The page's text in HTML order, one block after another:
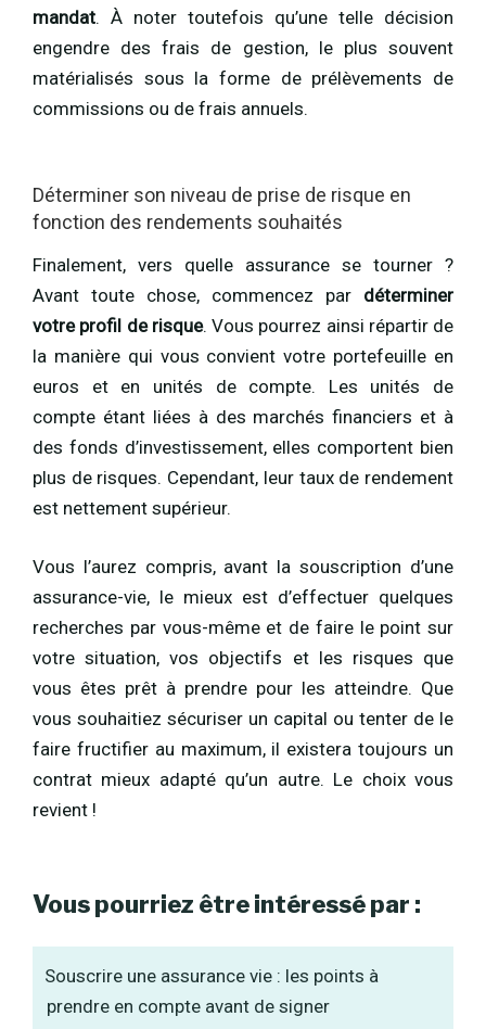
mandat. À noter toutefois qu’une telle décision
engendre des frais de gestion, le plus souvent
matérialisés sous la forme de prélèvements de
commissions ou de frais annuels.
Déterminer son niveau de prise de risque en
fonction des rendements souhaités
Finalement, vers quelle assurance se tourner ?
Avant toute chose, commencez par déterminer
votre profil de risque. Vous pourrez ainsi répartir de
la manière qui vous convient votre portefeuille en
euros et en unités de compte. Les unités de
compte étant liées à des marchés financiers et à
des fonds d’investissement, elles comportent bien
plus de risques. Cependant, leur taux de rendement
est nettement supérieur.
Vous l’aurez compris, avant la souscription d’une
assurance-vie, le mieux est d’effectuer quelques
recherches par vous-même et de faire le point sur
votre situation, vos objectifs et les risques que
vous êtes prêt à prendre pour les atteindre. Que
vous souhaitiez sécuriser un capital ou tenter de le
faire fructifier au maximum, il existera toujours un
contrat mieux adapté qu’un autre. Le choix vous
revient !
Vous pourriez être intéressé par :
Souscrire une assurance vie : les points à
prendre en compte avant de signer